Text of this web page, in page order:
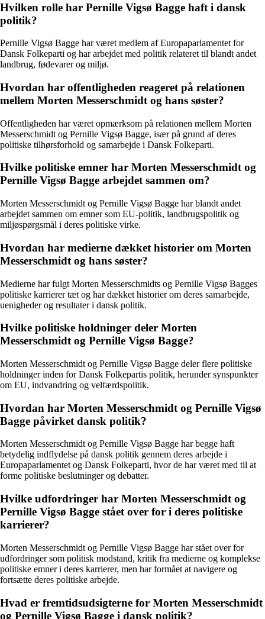
Hvilken rolle har Pernille Vigsø Bagge haft i dansk
politik?
Pernille Vigsø Bagge har været medlem af Europaparlamentet for
Dansk Folkeparti og har arbejdet med politik relateret til blandt andet
landbrug, fødevarer og miljø.
Hvordan har offentligheden reageret på relationen
mellem Morten Messerschmidt og hans søster?
Offentligheden har været opmærksom på relationen mellem Morten
Messerschmidt og Pernille Vigsø Bagge, især på grund af deres
politiske tilhørsforhold og samarbejde i Dansk Folkeparti.
Hvilke politiske emner har Morten Messerschmidt og
Pernille Vigsø Bagge arbejdet sammen om?
Morten Messerschmidt og Pernille Vigsø Bagge har blandt andet
arbejdet sammen om emner som EU-politik, landbrugspolitik og
miljøspørgsmål i deres politiske virke.
Hvordan har medierne dækket historier om Morten
Messerschmidt og hans søster?
Medierne har fulgt Morten Messerschmidts og Pernille Vigsø Bagges
politiske karrierer tæt og har dækket historier om deres samarbejde,
uenigheder og resultater i dansk politik.
Hvilke politiske holdninger deler Morten
Messerschmidt og Pernille Vigsø Bagge?
Morten Messerschmidt og Pernille Vigsø Bagge deler flere politiske
holdninger inden for Dansk Folkepartis politik, herunder synspunkter
om EU, indvandring og velfærdspolitik.
Hvordan har Morten Messerschmidt og Pernille Vigsø
Bagge påvirket dansk politik?
Morten Messerschmidt og Pernille Vigsø Bagge har begge haft
betydelig indflydelse på dansk politik gennem deres arbejde i
Europaparlamentet og Dansk Folkeparti, hvor de har været med til at
forme politiske beslutninger og debatter.
Hvilke udfordringer har Morten Messerschmidt og
Pernille Vigsø Bagge stået over for i deres politiske
karrierer?
Morten Messerschmidt og Pernille Vigsø Bagge har stået over for
udfordringer som politisk modstand, kritik fra medierne og komplekse
politiske emner i deres karrierer, men har formået at navigere og
fortsætte deres politiske arbejde.
Hvad er fremtidsudsigterne for Morten Messerschmidt
og Pernille Vigsø Bagge i dansk politik?